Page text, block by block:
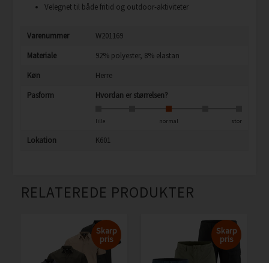
Velegnet til både fritid og outdoor-aktiviteter
Varenummer
W201169
Materiale
92% polyester, 8% elastan
Køn
Herre
Pasform
Hvordan er størrelsen?
lille normal stor
Lokation K601
RELATEREDE PRODUKTER
Skarp
pris
Skarp
pris